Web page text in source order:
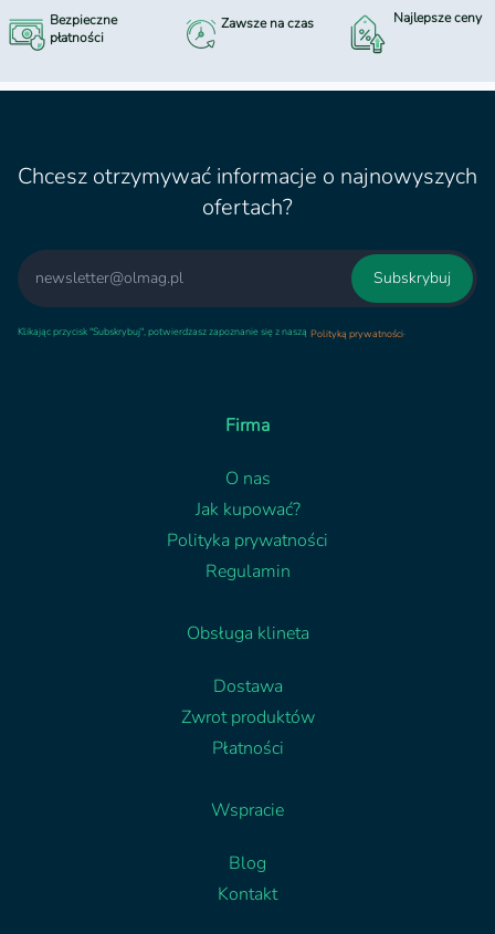
Bezpieczne
płatności
Zawsze na czas Najlepsze ceny
Chcesz otrzymywać informacje o najnowyszych
ofertach?
Email
Subskrybuj
Klikając przycisk "Subskrybuj", potwierdzasz zapoznanie się z naszą Polityką prywatności.
Firma
O nas
Jak kupować?
Polityka prywatności
Regulamin
Obsługa klineta
Dostawa
Zwrot produktów
Płatności
Wspracie
Blog
Kontakt